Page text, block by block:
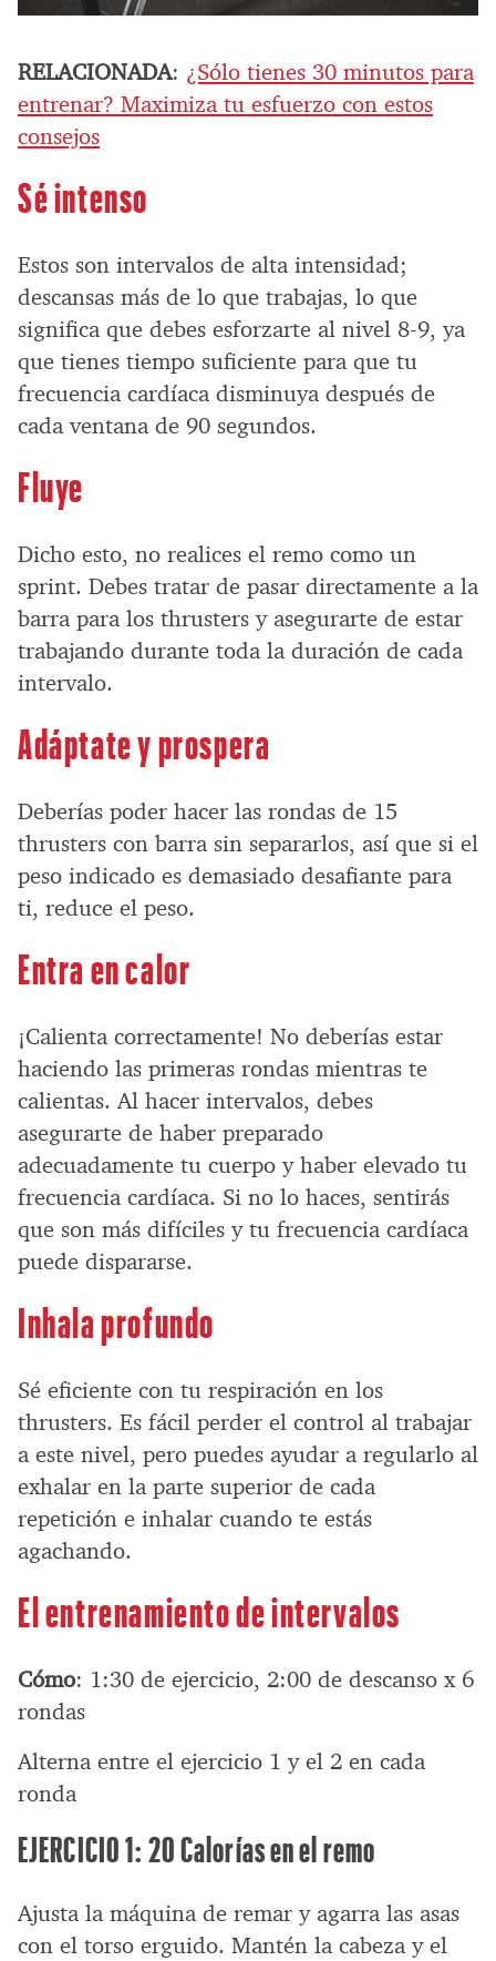
RELACIONADA: ¿Sólo tienes 30 minutos para
entrenar? Maximiza tu esfuerzo con estos
consejos
Sé intenso
Estos son intervalos de alta intensidad;
descansas más de lo que trabajas, lo que
significa que debes esforzarte al nivel 8-9, ya
que tienes tiempo suficiente para que tu
frecuencia cardíaca disminuya después de
cada ventana de 90 segundos.
Fluye
Dicho esto, no realices el remo como un
sprint. Debes tratar de pasar directamente a la
barra para los thrusters y asegurarte de estar
trabajando durante toda la duración de cada
intervalo.
Adáptate y prospera
Deberías poder hacer las rondas de 15
thrusters con barra sin separarlos, así que si el
peso indicado es demasiado desafiante para
ti, reduce el peso.
Entra en calor
¡Calienta correctamente! No deberías estar
haciendo las primeras rondas mientras te
calientas. Al hacer intervalos, debes
asegurarte de haber preparado
adecuadamente tu cuerpo y haber elevado tu
frecuencia cardíaca. Si no lo haces, sentirás
que son más difíciles y tu frecuencia cardíaca
puede dispararse.
Inhala profundo
Sé eficiente con tu respiración en los
thrusters. Es fácil perder el control al trabajar
a este nivel, pero puedes ayudar a regularlo al
exhalar en la parte superior de cada
repetición e inhalar cuando te estás
agachando.
El entrenamiento de intervalos
Cómo: 1:30 de ejercicio, 2:00 de descanso x 6
rondas
Alterna entre el ejercicio 1 y el 2 en cada
ronda
EJERCICIO 1: 20 Calorías en el remo
Ajusta la máquina de remar y agarra las asas
con el torso erguido. Mantén la cabeza y el